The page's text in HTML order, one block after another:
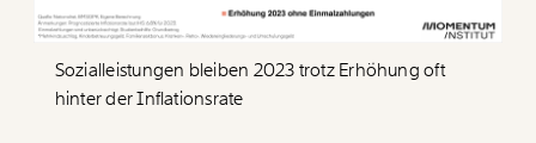
Veränderung
beginnt mit Dir!
Sozialleistungen bleiben 2023 trotz Erhöhung oft
hinter der Inflationsrate